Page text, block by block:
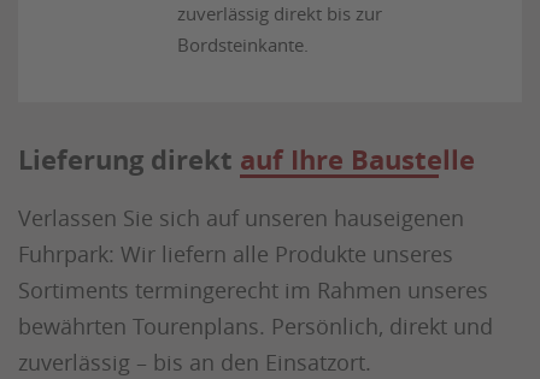
zuverlässig direkt bis zur
Bordsteinkante.
Lieferung direkt auf Ihre Baustelle
Verlassen Sie sich auf unseren hauseigenen
Fuhrpark: Wir liefern alle Produkte unseres
Sortiments termingerecht im Rahmen unseres
bewährten Tourenplans. Persönlich, direkt und
zuverlässig – bis an den Einsatzort.